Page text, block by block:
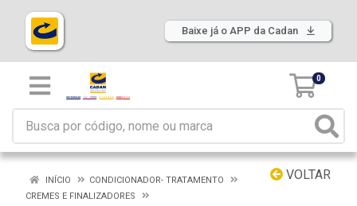
Baixe já o APP da Cadan
0
VOLTAR
INÍCIO
CONDICIONADOR- TRATAMENTO
CREMES E FINALIZADORES